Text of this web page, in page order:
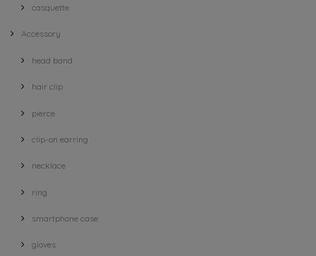
casquette
Accessory
head band
hair clip
pierce
clip-on earring
necklace
ring
smartphone case
gloves